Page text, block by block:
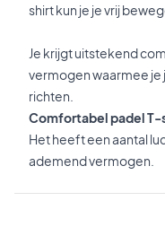
shirt kun je je vrij
Je krijgt uitstekend
vermogen waarmee je
richten.
Comfortabel padel T-
Het heeft een aantal
ademend vermogen.